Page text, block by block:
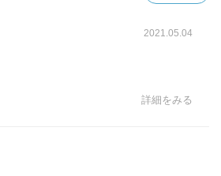
2021.05.04
詳細をみる